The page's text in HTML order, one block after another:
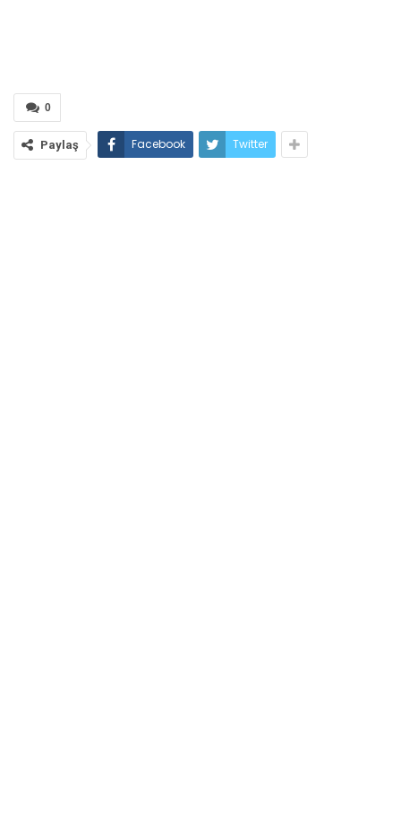
0
Paylaş Facebook Twitter